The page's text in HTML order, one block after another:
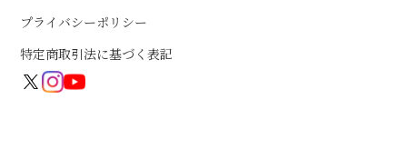
プライバシーポリシー
特定商取引法に基づく表記